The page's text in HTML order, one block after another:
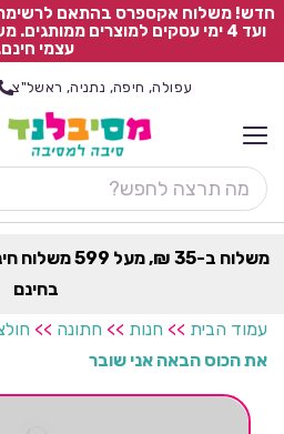
ועד 4 ימי עסקים למוצרים
עצמי
עפולה, חיפה, נתניה, ראשל"צ
משלוח ב-35 ₪,
בחינם
עמוד הבית >> חנות >> חתונה >>
את הכוס הבאה אני שובר